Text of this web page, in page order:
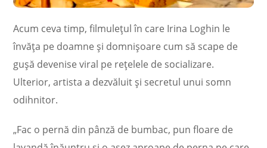
Acum ceva timp, filmulețul în care Irina Loghin le
învăța pe doamne și domnișoare cum să scape de
gușă devenise viral pe rețelele de socializare.
Ulterior, artista a dezvăluit și secretul unui somn
odihnitor.
„Fac o pernă din pânză de bumbac, pun floare de